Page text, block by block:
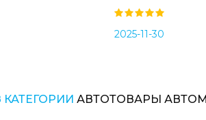
минут, а
когда
значения,
2025-11-30
АВТОТОВАРЫ